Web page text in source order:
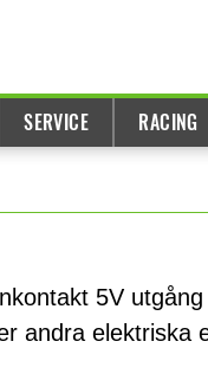
SERVICE RACING
5V
andra elektriska